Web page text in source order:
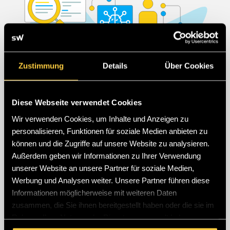
Zustimmung Details Über Cookies
Diese Webseite verwendet Cookies
Wir verwenden Cookies, um Inhalte und Anzeigen zu
personalisieren, Funktionen für soziale Medien anbieten zu
können und die Zugriffe auf unsere Website zu analysieren.
Außerdem geben wir Informationen zu Ihrer Verwendung
unserer Website an unsere Partner für soziale Medien,
Werbung und Analysen weiter. Unsere Partner führen diese
Informationen möglicherweise mit weiteren Daten
zusammen, die Sie ihnen bereitgestellt haben oder die sie im
Rahmen Ihrer Nutzung der Dienste gesammelt haben.
GEO|News|SEO
NEUE SEO & GEO-REGELN FÜR
BLOGGER: WARUM KLARHEIT BEI
DER KI-BASIERTEN SUCHE
ENTSCHEIDEND IST
Google indexiert künftig deutlich selektiver. Aufgrund der
wachsenden Flut an automatisiertem KI-Content reicht reine